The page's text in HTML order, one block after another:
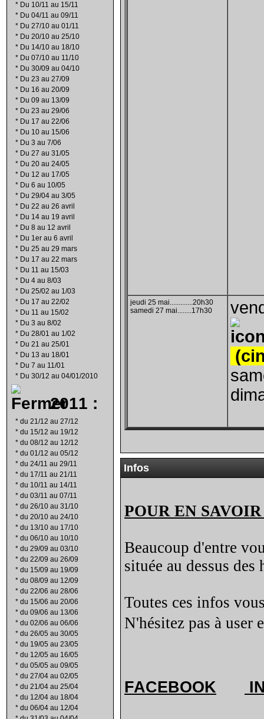
* Du 10/11 au 15/11
* Du 04/11 au 09/11
* Du 27/10 au 01/11
* Du 20/10 au 25/10
* Du 14/10 au 18/10
* Du 07/10 au 11/10
* Du 30/09 au 04/10
* Du 23 au 27/09
* Du 16 au 20/09
* Du 09 au 13/09
* Du 23 au 29/06
* Du 17 au 22/06
* Du 10 au 15/06
* Du 3 au 7/06
* Du 27 au 31/05
* Du 20 au 24/05
* Du 12 au 17/05
* Du 6 au 10/05
* Du 29/04 au 3/05
* Du 22 au 26 avril
* Du 14 au 19 avril
* Du 8 au 12 avril
* Du 1er au 6 avril
* Du 25 au 29 mars
* Du 17 au 22 mars
* Du 11 au 15/03
* Du 4 au 8/03
* Du 25/02 au 1/03
* Du 17 au 22/02
* Du 11 au 15/02
* Du 3 au 8/02
* Du 28/01 au 1/02
* Du 21 au 25/01
* Du 13 au 18/01
* Du 7 au 11/01
* Du 30/12 au 04/01/2010
2011 :
* du 21/12 au 27/12
* du 15/12 au 19/12
* du 08/12 au 12/12
* du 01/12 au 05/12
* du 24/11 au 29/11
* du 17/11 au 21/11
* du 10/11 au 14/11
* du 03/11 au 07/11
* du 26/10 au 31/10
* du 20/10 au 24/10
* du 13/10 au 17/10
* du 06/10 au 10/10
* du 29/09 au 03/10
* du 22/09 au 26/09
* du 15/09 au 19/09
* du 08/09 au 12/09
* du 22/06 au 28/06
* du 15/06 au 20/06
* du 09/06 au 13/06
* du 02/06 au 06/06
* du 26/05 au 30/05
* du 19/05 au 23/05
* du 12/05 au 16/05
* du 05/05 au 09/05
* du 27/04 au 02/05
* du 21/04 au 25/04
* du 12/04 au 18/04
* du 06/04 au 12/04
jeudi 25 mai.............20h30
samedi 27 mai........17h30
Infos
POUR EN
Beaucoup d'entre
située au dessus
Toutes ces infos
N'hésitez pas à user
FACEBOOK